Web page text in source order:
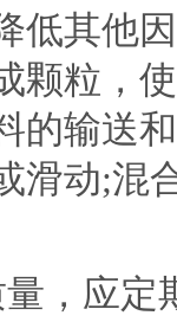
其他因
颗粒，
的输送
滑动;混
应定